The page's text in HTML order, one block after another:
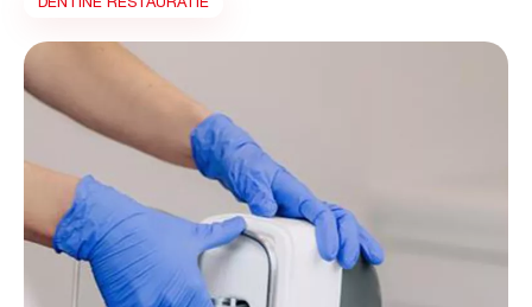
DENTINE RESTAURATIE